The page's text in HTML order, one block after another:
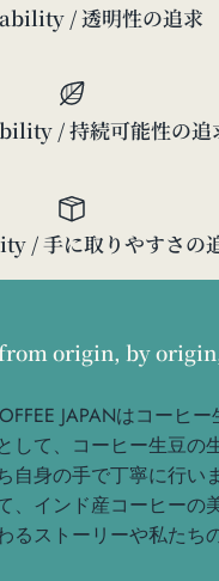
/ 透明性の追求
/ 持続可能性の追
/ 手に取りやすさの
from origin, by
JAPANはコーヒ
して、コーヒー生豆の
自身の手で丁寧に行い
、インド産コーヒーの
るストーリーや私たち